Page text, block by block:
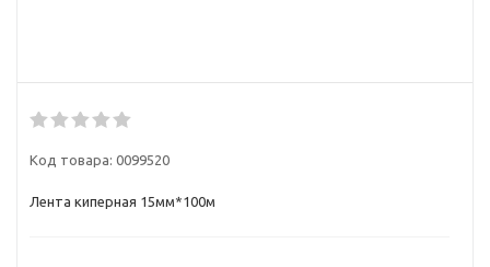
Код товара: 0099520
Лента киперная 15мм*100м